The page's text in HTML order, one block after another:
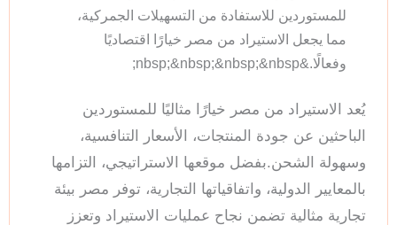
للمستوردين للاستفادة من التسهيلات الجمركية،
مما يجعل الاستيراد من مصر خيارًا اقتصاديًا
وفعالًا.&nbsp;&nbsp;&nbsp;&nbsp;
يُعد الاستيراد من مصر خيارًا مثاليًا للمستوردين
الباحثين عن جودة المنتجات، الأسعار التنافسية،
وسهولة الشحن.بفضل موقعها الاستراتيجي، التزامها
بالمعايير الدولية، واتفاقياتها التجارية، توفر مصر بيئة
تجارية مثالية تضمن نجاح عمليات الاستيراد وتعزز